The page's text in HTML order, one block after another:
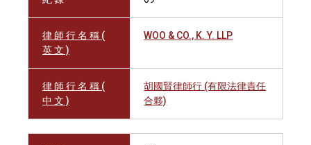
律 師 行 名 稱 (
英 文 )
WOO & CO., K. Y. LLP
律 師 行 名 稱 (
中 文 )
胡國賢律師行 (有限法律責任
合夥)